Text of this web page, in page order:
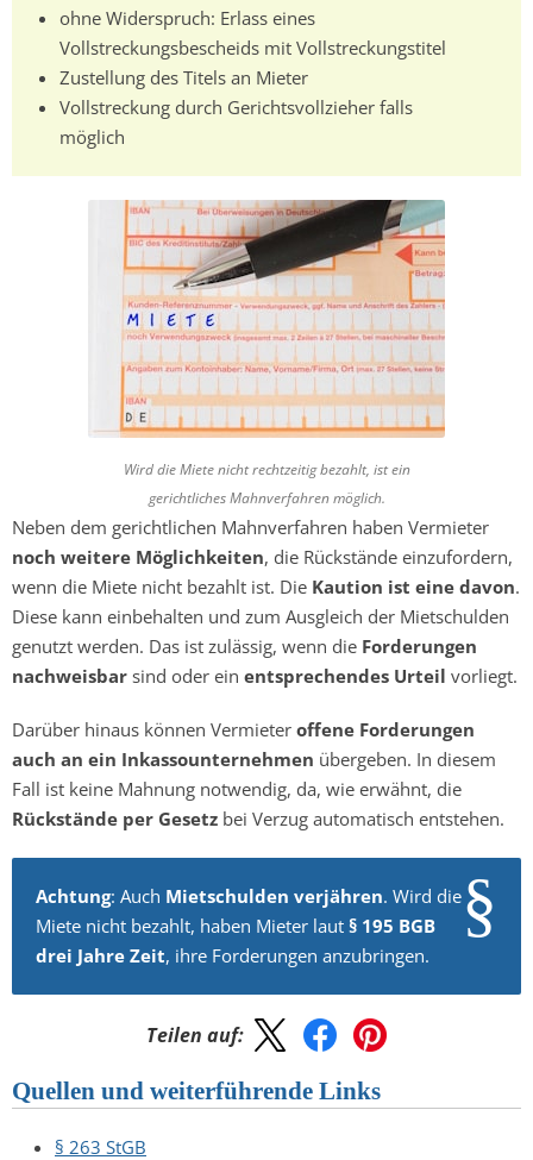
ohne Widerspruch: Erlass eines
Vollstreckungsbescheids mit Vollstreckungstitel
Zustellung des Titels an Mieter
Vollstreckung durch Gerichtsvollzieher falls
möglich
Wird die Miete nicht rechtzeitig bezahlt, ist ein
gerichtliches Mahnverfahren möglich.
Neben dem gerichtlichen Mahnverfahren haben Vermieter
noch weitere Möglichkeiten, die Rückstände einzufordern,
wenn die Miete nicht bezahlt ist. Die Kaution ist eine davon.
Diese kann einbehalten und zum Ausgleich der Mietschulden
genutzt werden. Das ist zulässig, wenn die Forderungen
nachweisbar sind oder ein entsprechendes Urteil vorliegt.
Darüber hinaus können Vermieter offene Forderungen
auch an ein Inkassounternehmen übergeben. In diesem
Fall ist keine Mahnung notwendig, da, wie erwähnt, die
Rückstände per Gesetz bei Verzug automatisch entstehen.
Achtung: Auch Mietschulden verjähren. Wird die
Miete nicht bezahlt, haben Mieter laut § 195 BGB
drei Jahre Zeit, ihre Forderungen anzubringen.
Teilen auf:
Quellen und weiterführende Links
§ 263 StGB